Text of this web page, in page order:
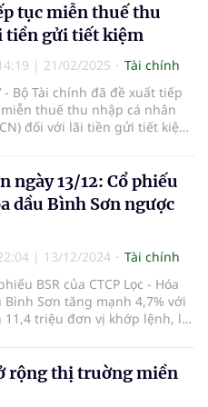
tục miễn thuế thu
tiền gửi tiết kiệm
| 21/02/2025
Tài chính
- Bộ Tài chính đã đề xuất tiếp
thuế thu nhập cá nhân
đối với lãi tiền gửi tiết kiệm,
vốn cho nền kinh tế.
13/12: Cổ phiếu
dầu Bình Sơn ngược
| 13/12/2024
Tài chính
BSR của CTCP Lọc - Hóa
Bình Sơn tăng mạnh 4,7% với
11,4 triệu đơn vị khớp lệnh, là
rộng thị truờng miền